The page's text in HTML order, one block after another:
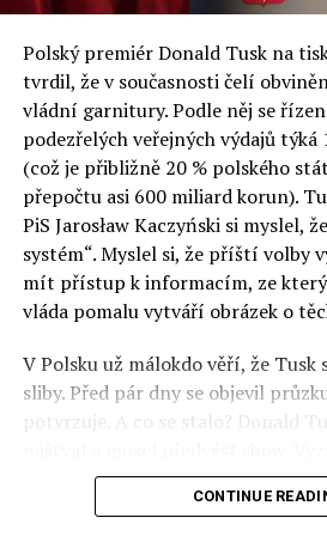
a východní Evropě.
Otázky spojené s vývojem umělé
fóru AI zvláště diskutovanou
zahrnovat vyhrazenou
panelů, prezentací, workshopů a
Budou diskutovány klíčové otázky
inteligence ve společnosti, ale i v
komerčních služeb. Budou se
výzvy, kterým bude muset trh čelit
technologickým změnám.
technologií umělé inteligence v
umožní Evropské unii obnovit
vztahu ke globálním ekonomikám
Polský premiér Donald Tusk na
tvrdil, že v současnosti čelí
vládní garnitury. Podle něj se
podezřelých veřejných výdajů
(což je přibližně 20 % polského
přepočtu asi 600 miliard korun).
PiS Jarosław Kaczyński si myslel,
systém“. Myslel si, že příští volby
mít přístup k informacím, ze
vláda pomalu vytváří obrázek o
V Polsku už málokdo věří, že
sliby. Před pár dny se objevil
potvrzuje. A co se stalo? Donald
před kamerami podepsali dohodu
ti poslušně ono divadlo předvedli.
CONTINUE